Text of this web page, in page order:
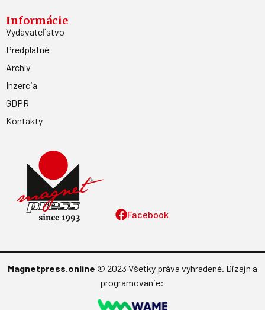
Facebook
Informácie
Vydavateľstvo
Predplatné
Archív
Inzercia
GDPR
Kontakty
Magnetpress.online © 2023 Všetky práva vyhradené. Dizajn a
programovanie: